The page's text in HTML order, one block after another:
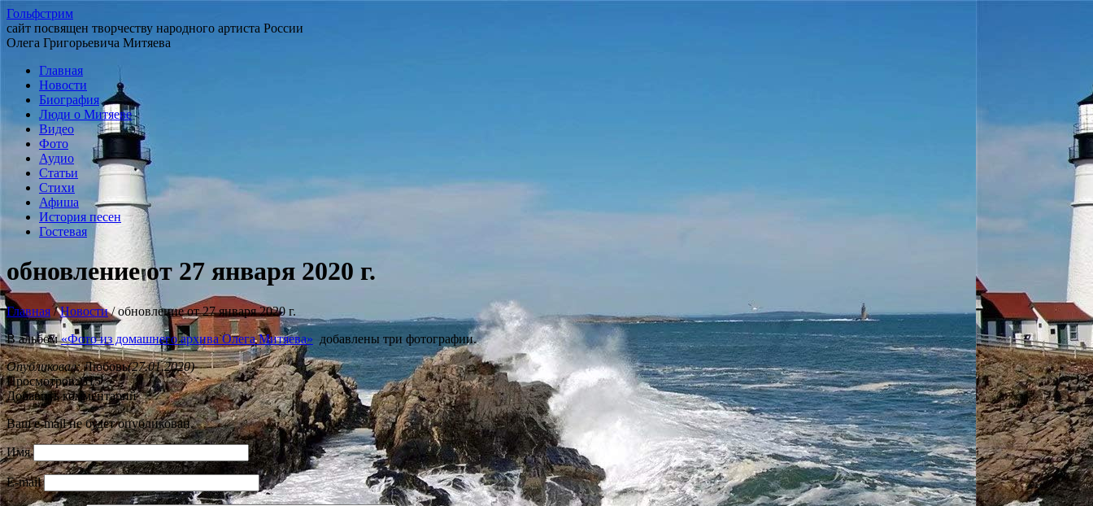
Гольфстрим
сайт посвящен творчеству народного артиста России
Олега Григорьевича Митяева
Главная
Новости
Биография
Люди о Митяеве
Видео
Фото
Аудио
Статьи
Стихи
Афиша
История песен
Гостевая
обновление от 27 января 2020 г.
Главная/Новости/обновление от 27 января 2020 г.
В альбом«Фото из домашнего архива Олега Митяева» добавлены три фотографии.
Опубликовал:Любовь(27.01.2020)
Просмотров: 315
Добавить комментарий
Ваш e-mail не будет опубликован.
Имя
E-mail